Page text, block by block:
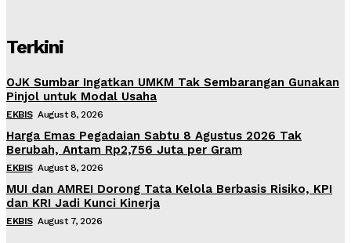
Terkini
OJK Sumbar Ingatkan UMKM Tak Sembarangan Gunakan
Pinjol untuk Modal Usaha
EKBIS August 8, 2026
Harga Emas Pegadaian Sabtu 8 Agustus 2026 Tak
Berubah, Antam Rp2,756 Juta per Gram
EKBIS August 8, 2026
MUI dan AMREI Dorong Tata Kelola Berbasis Risiko, KPI
dan KRI Jadi Kunci Kinerja
EKBIS August 7, 2026